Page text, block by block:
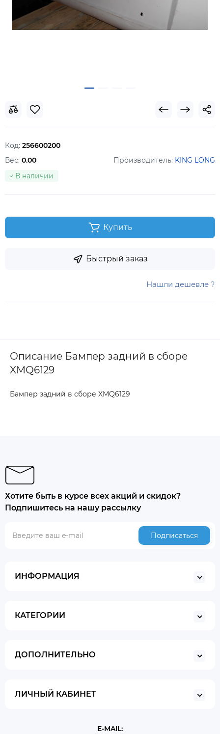
Код: 256600200
Производитель: KING LONG
В наличии
Вес: 0.00
Купить
Быстрый заказ
Нашли дешевле ?
Описание Бампер задний в сборе
XMQ6129
Бампер задний в сборе XMQ6129
Хотите быть в курсе всех акций и скидок?
Подпишитесь на нашу рассылку
Подписаться
ИНФОРМАЦИЯ
КАТЕГОРИИ
ДОПОЛНИТЕЛЬНО
ЛИЧНЫЙ КАБИНЕТ
E-MAIL: